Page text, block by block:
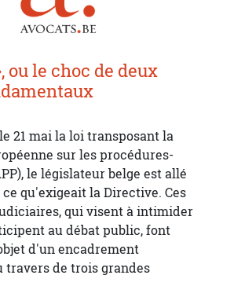
ou le choc de deux
21 mai la loi transposant la
sur les procédures-
le législateur belge est allé
qu'exigeait la Directive. Ces
qui visent à intimider
au débat public, font
d'un encadrement
travers de trois grandes